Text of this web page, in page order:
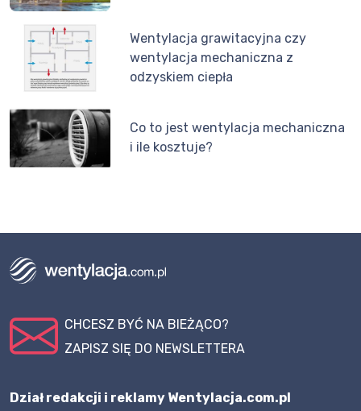
Wentylacja grawitacyjna czy
wentylacja mechaniczna z
odzyskiem ciepła
Co to jest wentylacja mechaniczna
i ile kosztuje?
CHCESZ BYĆ NA BIEŻĄCO?
ZAPISZ SIĘ DO NEWSLETTERA
Dział redakcji i reklamy Wentylacja.com.pl